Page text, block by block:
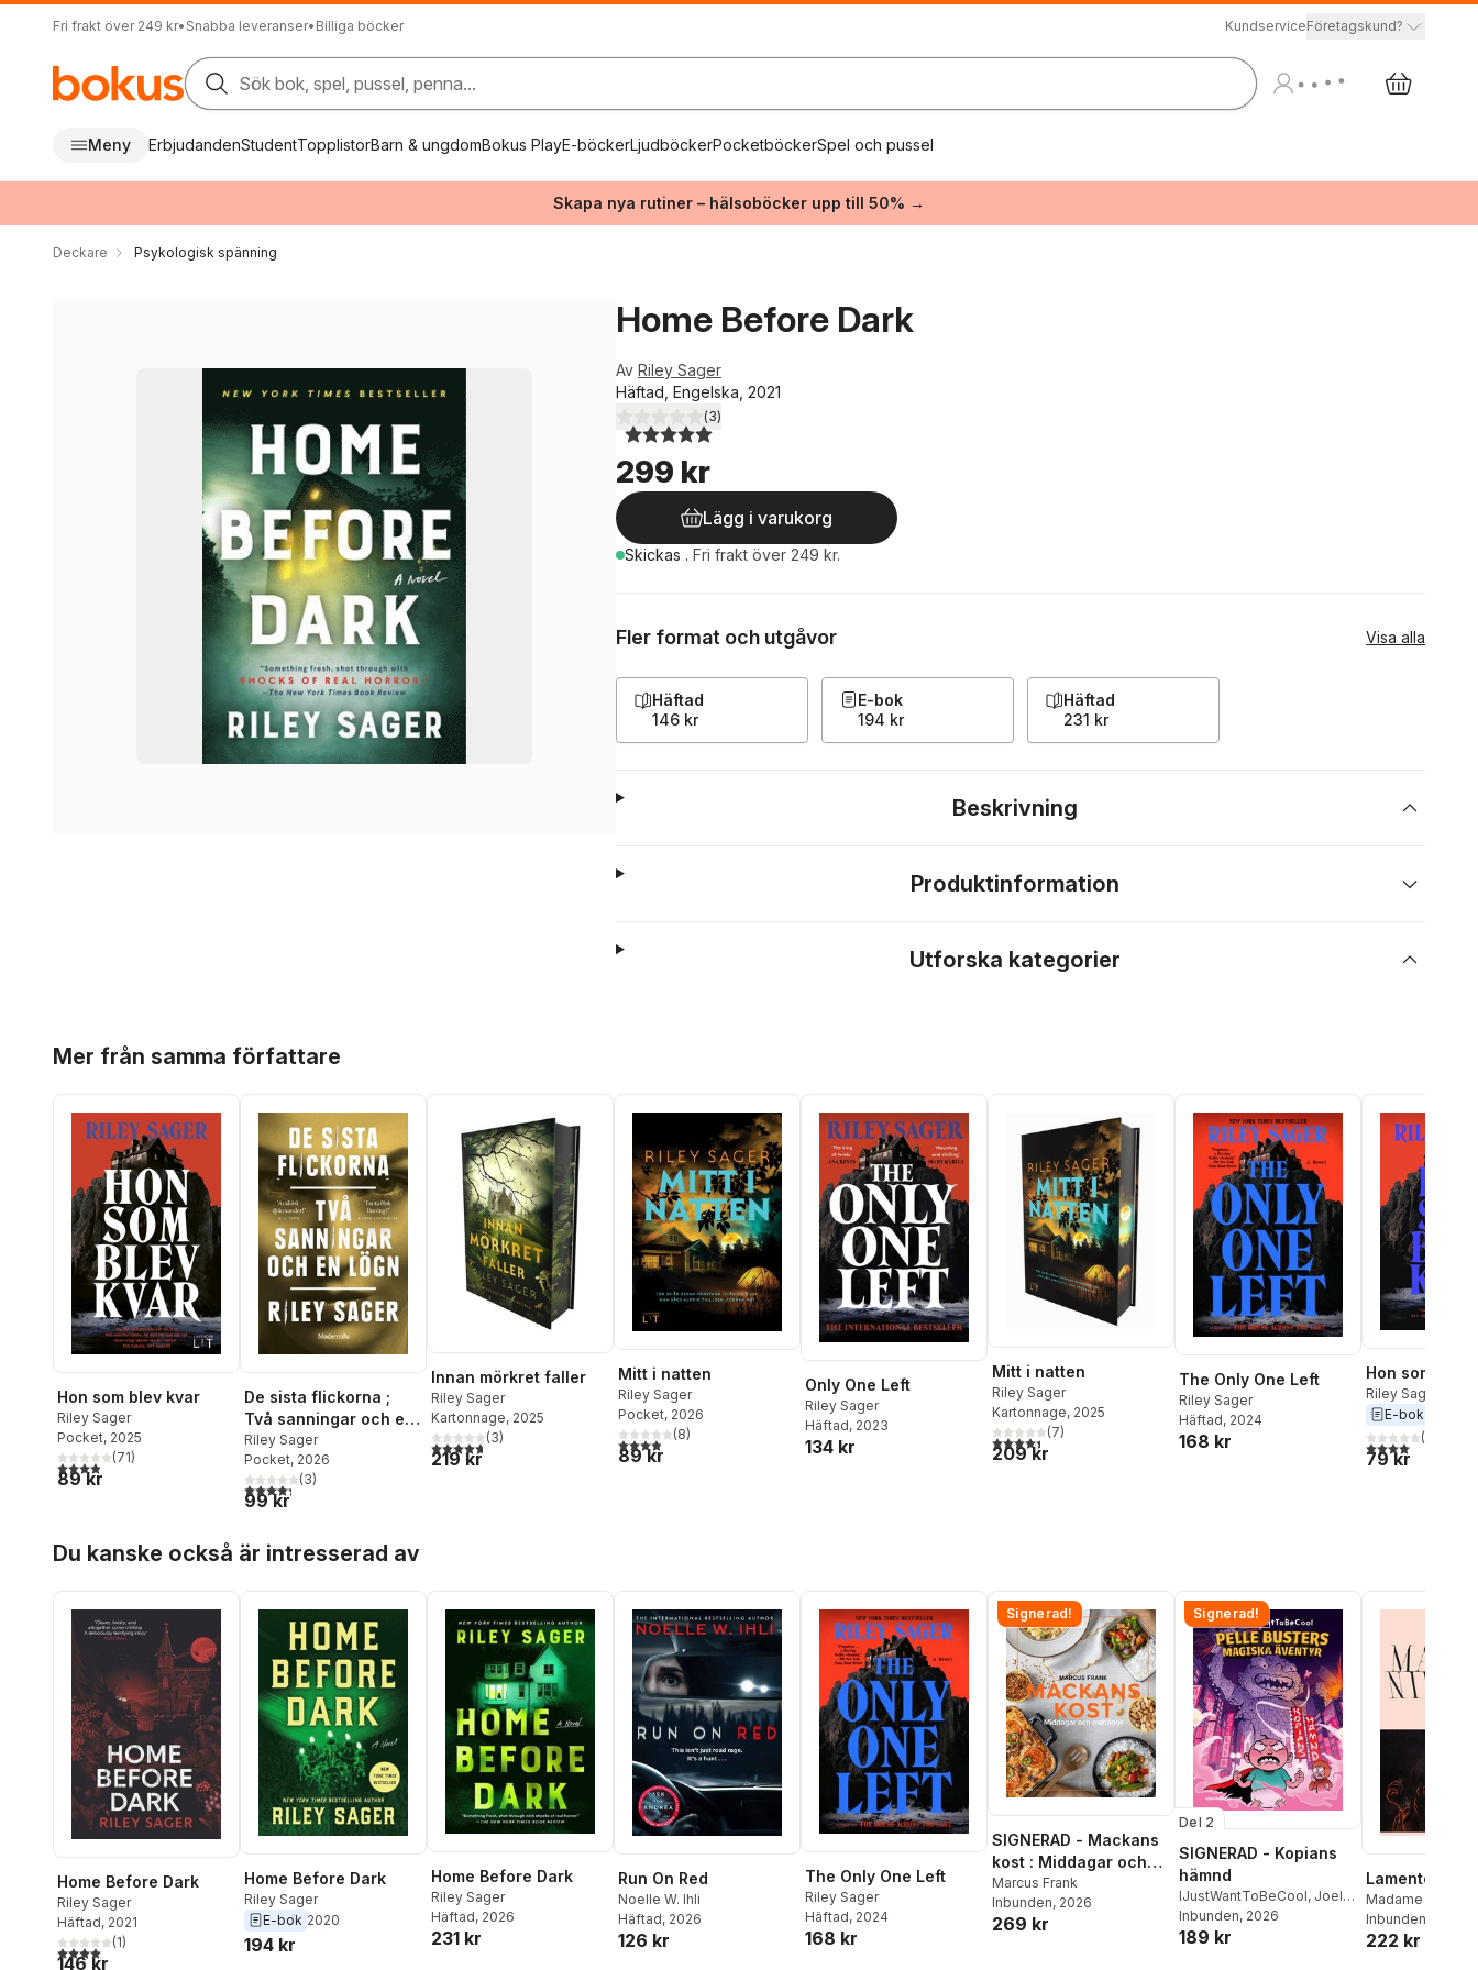
Fri frakt över 249 kr• Snabba leveranser• Billiga böcker KundserviceFöretagskund?
Sök bok, spel, pussel, penna...
Meny ErbjudandenStudentTopplistorBarn & ungdomBokus PlayE-böckerLjudböckerPocketböckerSpel och pussel
Skapa nya rutiner – hälsoböcker upp till 50% →
Deckare Psykologisk spänning
Home Before Dark
Av Riley Sager
Häftad, Engelska, 2021
5,0utav 5 stjärnor. Totalt antal röster:
(3)
299 kr
Lägg i varukorg
Skickas . Fri frakt över 249 kr.
Fler format och utgåvor Visa alla
Häftad
146 kr
E-bok
194 kr
Häftad
231 kr
Beskrivning
Produktinformation
Utforska kategorier
Mer från samma författare
Hon som blev kvar
Riley Sager
Pocket, 2025
3,9utav 5 stjärnor. Totalt antal röster:
(71)
89 kr
De sista flickorna ;
Två sanningar och en
lögn
Riley Sager
Pocket, 2026
4,3utav 5 stjärnor. Totalt antal röster:
(3)
99 kr
Innan mörkret faller
Riley Sager
Kartonnage, 2025
4,7utav 5 stjärnor. Totalt antal röster:
(3)
219 kr
Mitt i natten
Riley Sager
Pocket, 2026
3,9utav 5 stjärnor. Totalt antal röster:
(8)
89 kr
Only One Left
Riley Sager
Häftad, 2023
134 kr
Mitt i natten
Riley Sager
Kartonnage, 2025
4,4utav 5 stjärnor. Totalt antal röster:
(7)
209 kr
The Only One Left
Riley Sager
Häftad, 2024
168 kr
Hon som blev
Riley Sager
E-bok
4,0utav 5(
79 kr
Du kanske också är intresserad av
Home Before Dark
Riley Sager
Häftad, 2021
4,0utav 5 stjärnor. Totalt antal röster:
(1)
146 kr
Home Before Dark
Riley Sager
E-bok 2020
194 kr
Home Before Dark
Riley Sager
Häftad, 2026
231 kr
Run On Red
Noelle W. Ihli
Häftad, 2026
126 kr
The Only One Left
Riley Sager
Häftad, 2024
168 kr
Signerad!
SIGNERAD - Mackans
kost : Middagar och
matlådor
Marcus Frank
Inbunden, 2026
269 kr
Signerad!
Del 2
SIGNERAD - Kopians
hämnd
IJustWantToBeCool, Joel
Adolphson,Emil Ejdemo
Beer ,Victor Beer
Inbunden, 2026
189 kr
Lamento
Madame Nielsen
Inbunden
222 kr